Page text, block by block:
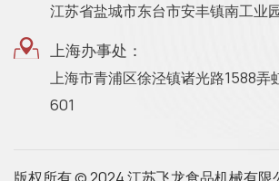
江苏省盐城市东台市安丰镇南工业
上海办事处：
上海市青浦区徐泾镇诸光路1588弄
601